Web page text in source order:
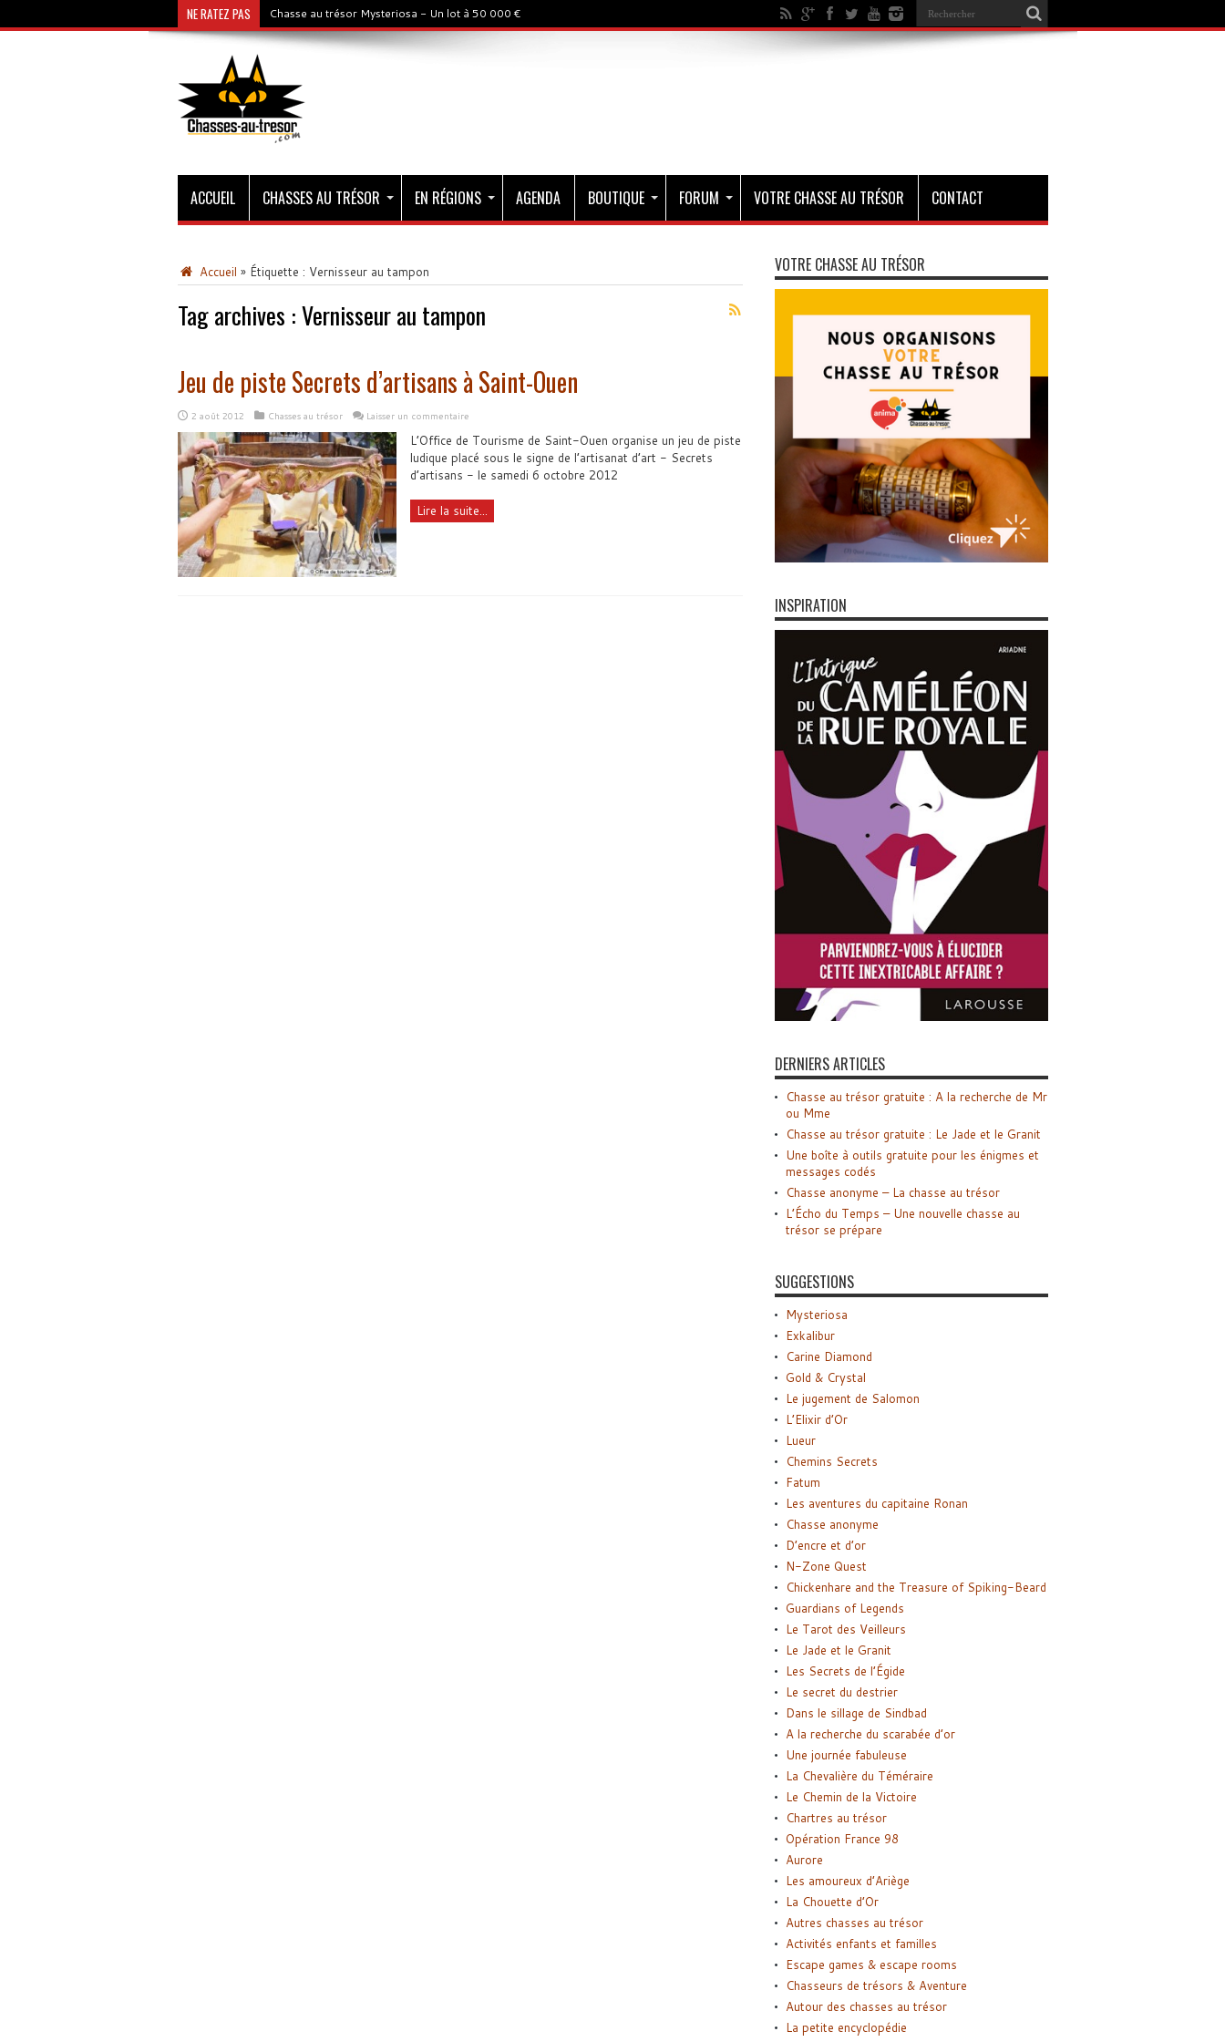
NE RATEZ PAS Chasse au trésor Mysteriosa - Un lot à 50 000 €
ACCUEIL CHASSES AU TRÉSOR EN RÉGIONS AGENDA BOUTIQUE FORUM VOTRE CHASSE AU TRÉSOR CONTACT
Accueil » Étiquette : Vernisseur au tampon
Tag archives :Vernisseur au tampon
Jeu de piste Secrets d’artisans à Saint-Ouen
2 août 2012 Chasses au trésor Laisser un commentaire
L’Office de Tourisme de Saint-Ouen organise un jeu de piste
ludique placé sous le signe de l’artisanat d’art - Secrets
d’artisans - le samedi 6 octobre 2012
Lire la suite...
VOTRE CHASSE AU TRÉSOR
INSPIRATION
DERNIERS ARTICLES
Chasse au trésor gratuite : A la recherche de Mr
ou Mme
Chasse au trésor gratuite : Le Jade et le Granit
Une boîte à outils gratuite pour les énigmes et
messages codés
Chasse anonyme – La chasse au trésor
L’Écho du Temps – Une nouvelle chasse au
trésor se prépare
SUGGESTIONS
Mysteriosa
Exkalibur
Carine Diamond
Gold & Crystal
Le jugement de Salomon
L’Elixir d’Or
Lueur
Chemins Secrets
Fatum
Les aventures du capitaine Ronan
Chasse anonyme
D’encre et d’or
N-Zone Quest
Chickenhare and the Treasure of Spiking-Beard
Guardians of Legends
Le Tarot des Veilleurs
Le Jade et le Granit
Les Secrets de l’Égide
Le secret du destrier
Dans le sillage de Sindbad
A la recherche du scarabée d’or
Une journée fabuleuse
La Chevalière du Téméraire
Le Chemin de la Victoire
Chartres au trésor
Opération France 98
Aurore
Les amoureux d’Ariège
La Chouette d’Or
Autres chasses au trésor
Activités enfants et familles
Escape games & escape rooms
Chasseurs de trésors & Aventure
Autour des chasses au trésor
La petite encyclopédie